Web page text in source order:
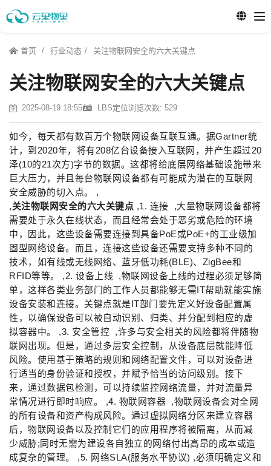
首页 行业动态 关注物联网安全的六大关键点
关注物联网安全的六大关键点
2025-08-19 18:55 LBS定位浏览次数: 529
如今，每天都有数百万个物联网设备互联互通。据Gartner统
计，到2020年，将有208亿台设备接入互联网，并产生超过20
泽(10的21次方)字节的数据。这都将给底层网络基础设施带来
巨大压力，并且每台物联网设备都有可能成为潜在的互联网
安全威胁的切入点。 ,
,关注物联网安全的六大关键点 ,1. 连接 ,大量物联网设备都将
需要处于永久在线状态，而且经常会处于恶劣或危险的环境
中，因此，这些设备需要连接到具备PoE或PoE+的工业级加
固型网络设备。而且，连接这些设备还需要支持多种不同的
技术，如有线或无线网络、蓝牙低功耗(BLE)、ZigBee和
RFID等等。 ,2. 设备上线 ,物联网设备上线的过程必须足够简
单，这样各类业务部门的工作人员都能够无需IT帮助就能实施
设备安装和连接。关键点就是IT部门要先定义好设备配置属
性，以确保设备可以被自动识别、归类、并分配到相应的虚
拟容器中。 ,3. 安全管控 ,许多与安全相关的风险都将伴随物
联网出现。但是，通过多层安全控制，从设备底层就能降低
风险。使用基于策略的规则和网络配置文件，可以对设备进
行适当的身份验证和授权，并赋予恰当的访问级别。接下
来，通过数据包检测，可以持续监控网络流量，并对流量异
常情况进行即时响应。 ,4. 物联网容器 ,物联网设备会对全网
的所有设备和资产构成风险。通过虚拟网络分区来建立容器
后，物联网设备以及控制它们的应用程序将被隔离，从而减
少威胁;同时无需为建设各自独立的网络付出高昂的成本或造
成复杂的管理。 ,5. 网络SLA(服务水平协议) ,必须明确定义和